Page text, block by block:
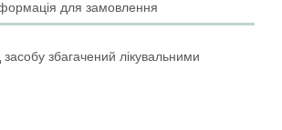
для замовлення
збагачений лікувальними